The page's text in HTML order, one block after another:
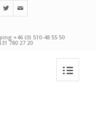
(0) 510-48 55 50
780 27 20